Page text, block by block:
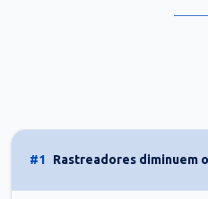
#1 Rastreadores diminuem